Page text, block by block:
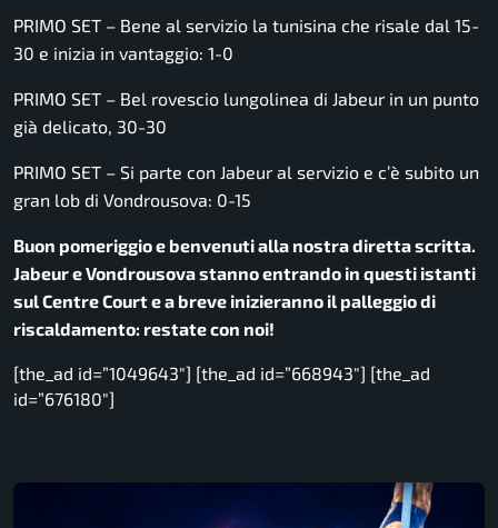
PRIMO SET – Bene al servizio la tunisina che risale dal 15-
30 e inizia in vantaggio: 1-0
PRIMO SET – Bel rovescio lungolinea di Jabeur in un punto
già delicato, 30-30
PRIMO SET – Si parte con Jabeur al servizio e c’è subito un
gran lob di Vondrousova: 0-15
Buon pomeriggio e benvenuti alla nostra diretta scritta.
Jabeur e Vondrousova stanno entrando in questi istanti
sul Centre Court e a breve inizieranno il palleggio di
riscaldamento: restate con noi!
[the_ad id=”1049643″] [the_ad id=”668943″] [the_ad
id=”676180″]